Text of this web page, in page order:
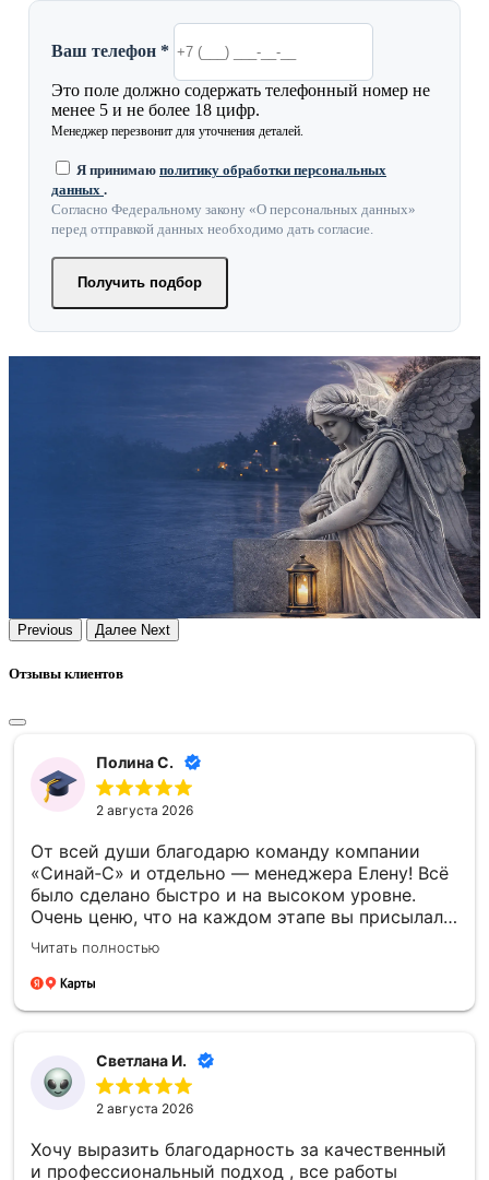
Ваш телефон *
Это поле должно содержать телефонный номер не
менее 5 и не более 18 цифр.
Менеджер перезвонит для уточнения деталей.
Я принимаю политику обработки персональных
данных .
Согласно Федеральному закону «О персональных данных»
перед отправкой данных необходимо дать согласие.
Получить подбор
Previous Далее Next
Отзывы клиентов
Полина С.
2 августа 2026
От всей души благодарю команду компании
«Синай‑С» и отдельно — менеджера Елену! Всё
было сделано быстро и на высоком уровне.
Очень ценю, что на каждом этапе вы присылали
фото- и видеоотчёты — это давало уверенность
и спокойствие. Отдельно спасибо за то, что
успели установить памятник к памятной
«Синай‑С» за чуткость, профессионализм и
проделанную работу! 🙏
Читать полностью
Светлана И.
2 августа 2026
Хочу выразить благодарность за качественный
и профессиональный подход , все работы